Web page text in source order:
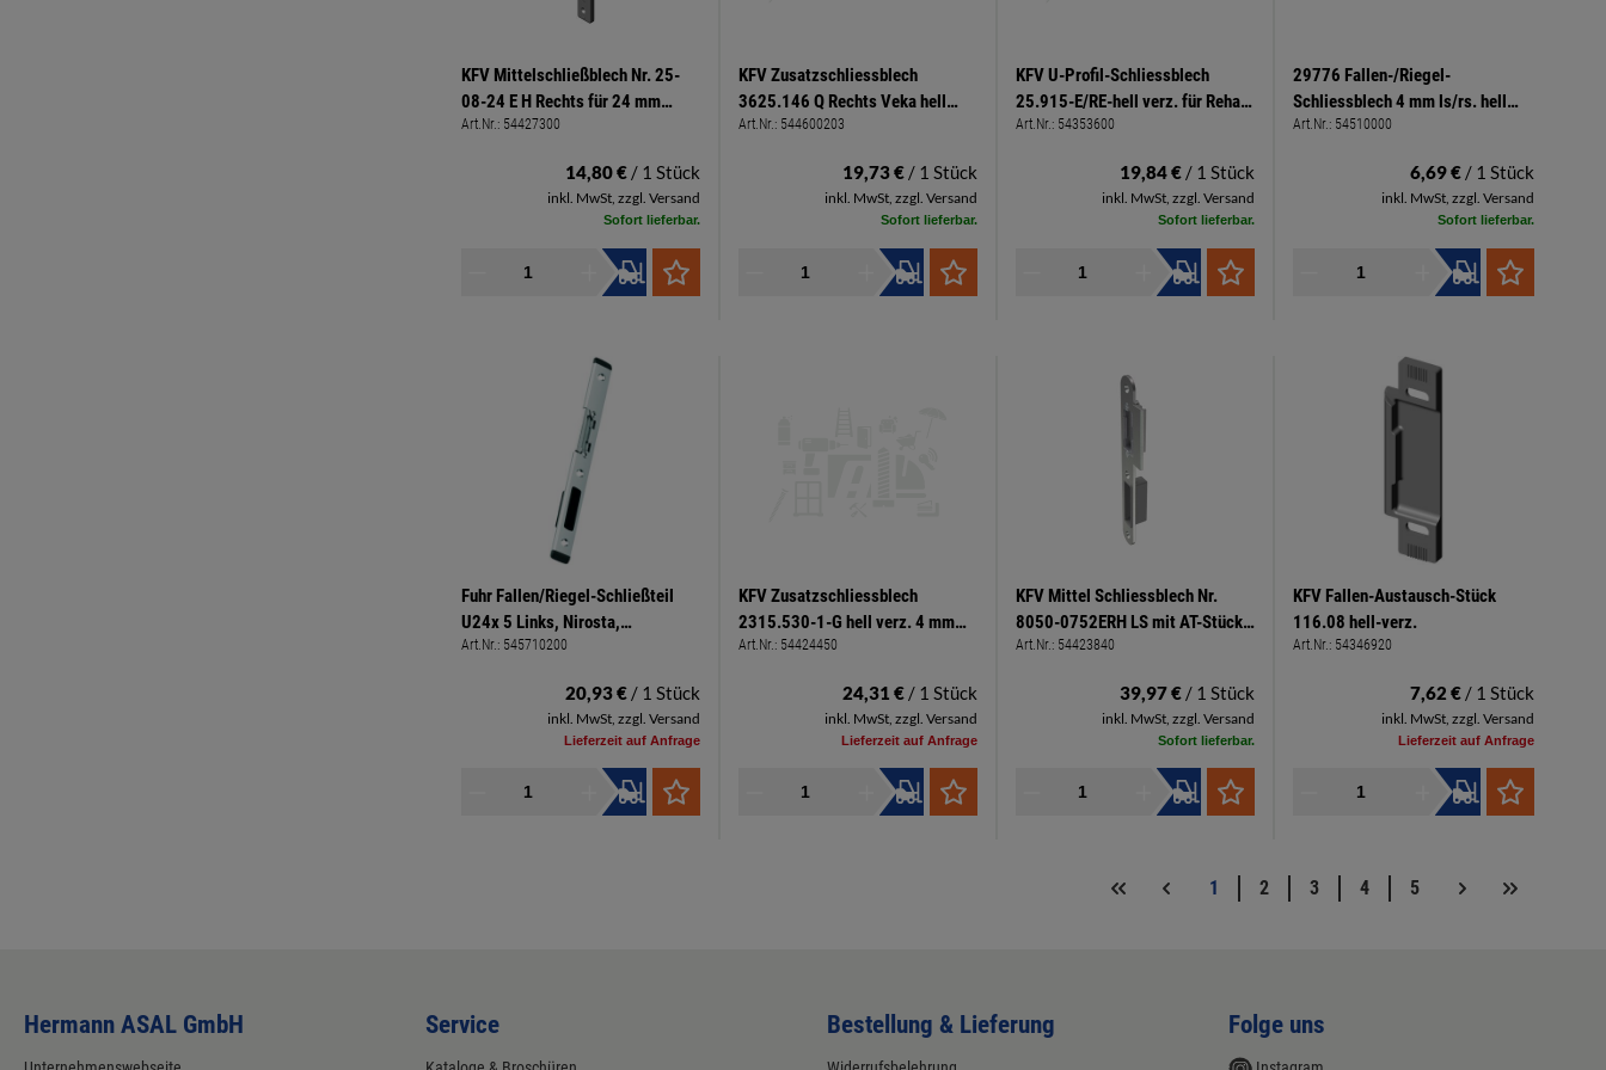
KFV Mittelschließblech Nr. 25-
08-24 E H Rechts für 24 mm
Falztiefe hell verz
Art.Nr.: 54427300
14,80 € / 1 Stück
inkl. MwSt, zzgl. Versand
Sofort lieferbar.
KFV Zusatzschliessblech
3625.146 Q Rechts Veka hell
verz. + 2 Endkappen
Art.Nr.: 544600203
19,73 € / 1 Stück
inkl. MwSt, zzgl. Versand
Sofort lieferbar.
KFV U-Profil-Schliessblech
25.915-E/RE-hell verz. für Rehau
S 730 mit AT- Stück 116-06-5
Art.Nr.: 54353600
19,84 € / 1 Stück
inkl. MwSt, zzgl. Versand
Sofort lieferbar.
29776 Fallen-/Riegel-
Schliessblech 4 mm ls/rs. hell
verzinkt
Art.Nr.: 54510000
6,69 € / 1 Stück
inkl. MwSt, zzgl. Versand
Sofort lieferbar.
Fuhr Fallen/Riegel-Schließteil
U24x 5 Links, Nirosta,
RNFP58684L1 mit verstellb.
212mm ohne Endkappen
Art.Nr.: 545710200
20,93 € / 1 Stück
inkl. MwSt, zzgl. Versand
Lieferzeit auf Anfrage
KFV Zusatzschliessblech
2315.530-1-G hell verz. 4 mm
Falzluft, 15 mm Achsmaß
Art.Nr.: 54424450
24,31 € / 1 Stück
inkl. MwSt, zzgl. Versand
Lieferzeit auf Anfrage
KFV Mittel Schliessblech Nr.
8050-0752ERH LS mit AT-Stück
115-34, Nirosta matt gebürstet
Art.Nr.: 54423840
39,97 € / 1 Stück
inkl. MwSt, zzgl. Versand
Sofort lieferbar.
KFV Fallen-Austausch-Stück
116.08 hell-verz.
Art.Nr.: 54346920
7,62 € / 1 Stück
inkl. MwSt, zzgl. Versand
Lieferzeit auf Anfrage
1 2 3 4 5
Hermann ASAL GmbH Service Bestellung & Lieferung Folge uns